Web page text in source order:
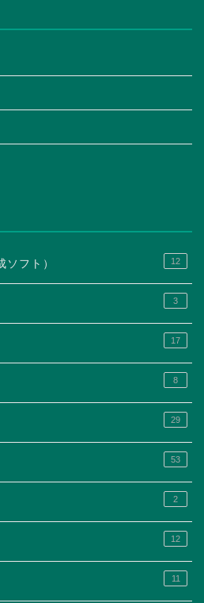
フト） 12
3
17
8
29
53
2
12
11